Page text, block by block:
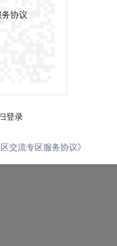
协议
登录
交流专区服务协议》